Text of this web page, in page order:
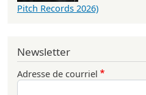
Pitch Records 2026)
Newsletter
Adresse de courriel